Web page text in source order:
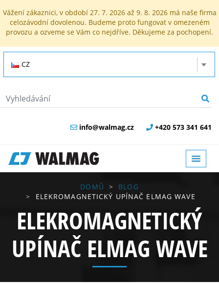
Vážení zákaznici, v období 27. 7. 2026 až 9. 8. 2026 má naše firma
celozávodní dovolenou. Budeme proto fungovat v omezeném
provozu a ozveme se Vám co nejdříve. Děkujeme za pochopení.
CZ
+420 573 341 641
info@walmag.cz
DOMŮ
BLOG
ELEKROMAGNETICKÝ UPÍNAČ ELMAG WAVE
ELEKROMAGNETICKÝ
UPÍNAČ ELMAG WAVE